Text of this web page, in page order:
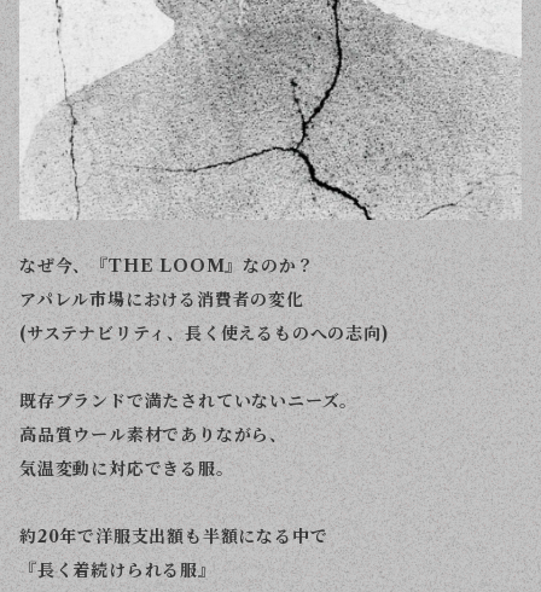
なぜ今、『THE LOOM』なのか？
アパレル市場における消費者の変化
(サステナビリティ、長く使えるものへの志向)
既存ブランドで満たされていないニーズ。
高品質ウール素材でありながら、
気温変動に対応できる服。
約20年で洋服支出額も半額になる中で
『長く着続けられる服』